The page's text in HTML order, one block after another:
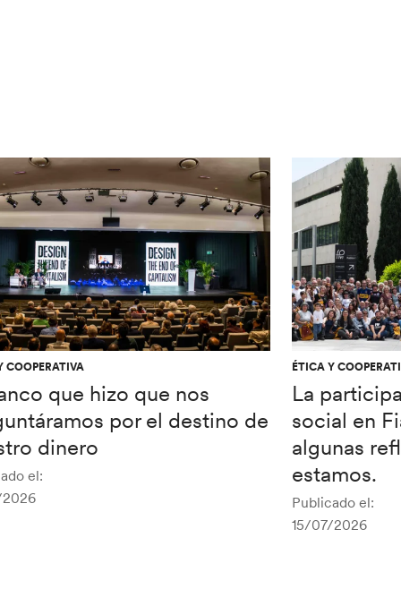
COOPERATIVA
que hizo que nos
por el destino de
dinero
el:
ÉTICA Y
La
social en
algunas
estamos.
Publicado el:
15/07/2026